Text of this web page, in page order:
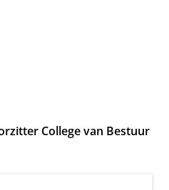
College van Bestuur